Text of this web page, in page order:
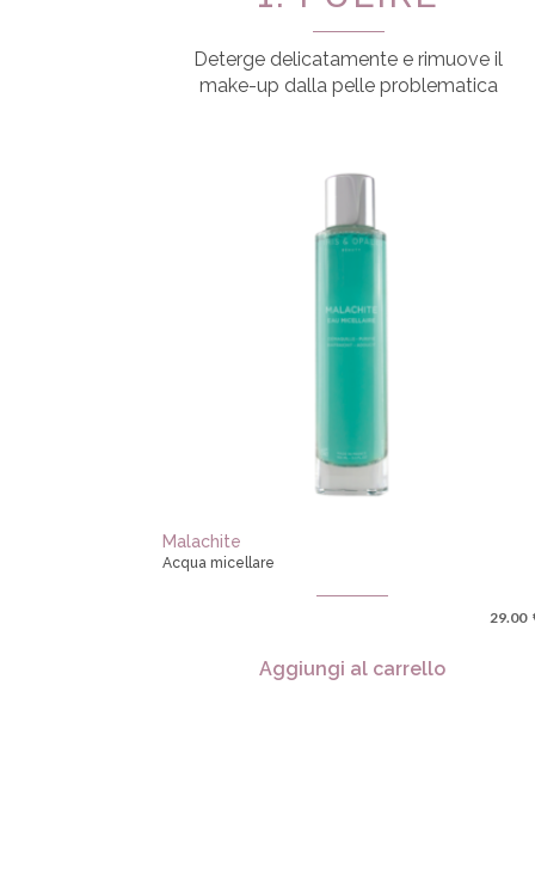
Deterge delicatamente e rimuove il
make-up dalla pelle problematica
Malachite
Acqua micellare
29.00
Aggiungi al carrello